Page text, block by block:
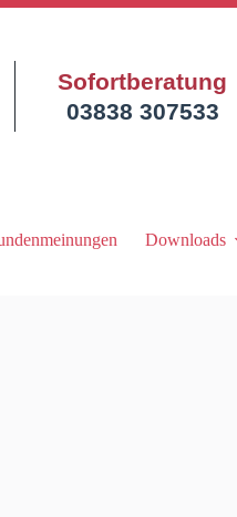
Sofortberatung
03838 307533
Downloads